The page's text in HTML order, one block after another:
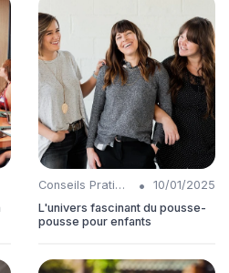
Conseils Pratiques •
10/01/2025
L'univers fascinant du pousse-
pousse pour enfants